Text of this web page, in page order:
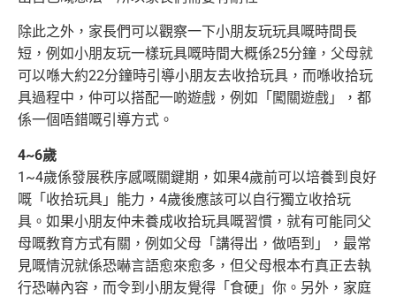
除此之外，家長們可以觀察一下小朋友玩玩具嘅時間長
短，例如小朋友玩一樣玩具嘅時間大概係25分鐘，父母就
可以喺大約22分鐘時引導小朋友去收拾玩具， 而喺收拾玩
具過程中，仲可以搭配一啲遊戲，例如「闖關遊戲」，都
係一個唔錯嘅引導方式。
4~6歲
1~4歲係發展秩序感嘅關鍵期，如果4歲前可以培養到良好
嘅「收拾玩具」能力，4歲後應該可以自行獨立收拾玩
具。如果小朋友仲未養成收拾玩具嘅習慣，就有可能同父
母嘅教育方式有關，例如父母「講得出，做唔到」，最常
見嘅情況就係恐嚇言語愈來愈多，但父母根本冇真正去執
行恐嚇內容， 而令到小朋友覺得「食硬」你。另外，家庭